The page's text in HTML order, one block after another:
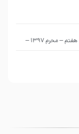
من غلام نوکراتم من عاشق کربلاتم – شور زمینه – شب هفتم – محرم 1397 –